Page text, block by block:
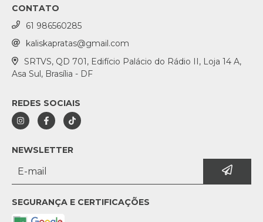
CONTATO
61 986560285
kaliskapratas@gmail.com
SRTVS, QD 701, Edifício Palácio do Rádio II, Loja 14 A,
Asa Sul, Brasília - DF
REDES SOCIAIS
NEWSLETTER
SEGURANÇA E CERTIFICAÇÕES